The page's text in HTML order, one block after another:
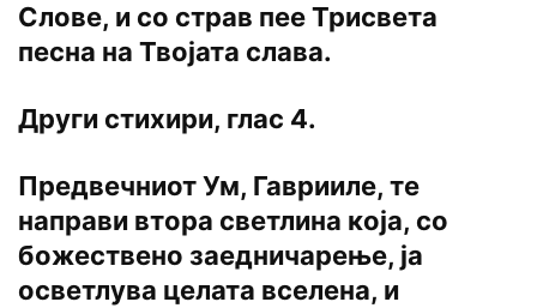
Слове, и со страв пее Трисвета
песна на Твојата слава.
Други стихири, глас 4.
Предвечниот Ум, Гаврииле, те
направи втора светлина која, со
божествено заедничарење, ја
осветлува целата вселена, и